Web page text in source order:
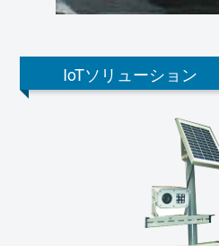
IoTソリューション